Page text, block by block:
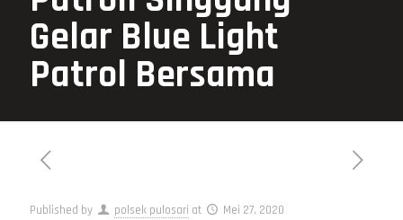
Gelar Blue Light
Patrol Bersama
Published by polsek pulosari at Mei 27, 2020